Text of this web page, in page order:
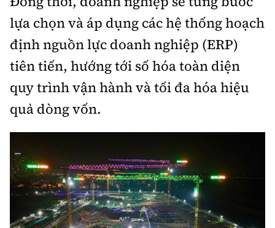
lựa chọn và áp dụng các hệ thống hoạch
định nguồn lực doanh nghiệp (ERP)
tiên tiến, hướng tới số hóa toàn diện
quy trình vận hành và tối đa hóa hiệu
quả dòng vốn.